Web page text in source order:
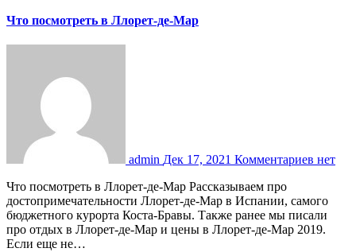
Что посмотреть в Ллорет-де-Мар
admin Дек 17, 2021 Комментариев нет
Что посмотреть в Ллорет-де-Мар Рассказываем про
достопримечательности Ллорет-де-Мар в Испании, самого
бюджетного курорта Коста-Бравы. Также ранее мы писали
про отдых в Ллорет-де-Мар и цены в Ллорет-де-Мар 2019.
Если еще не…